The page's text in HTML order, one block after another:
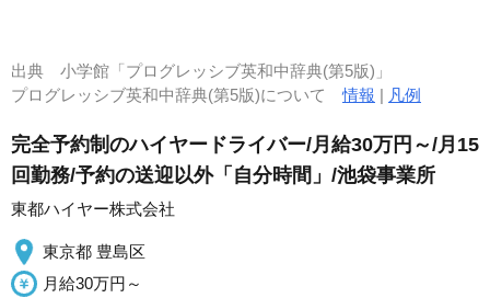
出典 小学館「プログレッシブ英和中辞典(第5版)」
プログレッシブ英和中辞典(第5版)について情報 凡例
完全予約制のハイヤードライバー/月給30万円～/月15
回勤務/予約の送迎以外「自分時間」/池袋事業所
東都ハイヤー株式会社
東京都 豊島区
月給30万円～